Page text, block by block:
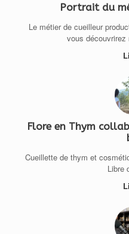
Portrait du
Le métier de cueilleur
vous
Flore en Thym
Cueillette de thym et
Libre